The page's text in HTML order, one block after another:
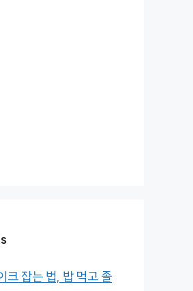
크 잡는 법, 밥 먹고 졸